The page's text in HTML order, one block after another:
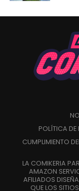
POLÍTICA
CUMPLIMIENTO
LA COMIKERIA
AMAZON
AFILIADOS
QUE LOS